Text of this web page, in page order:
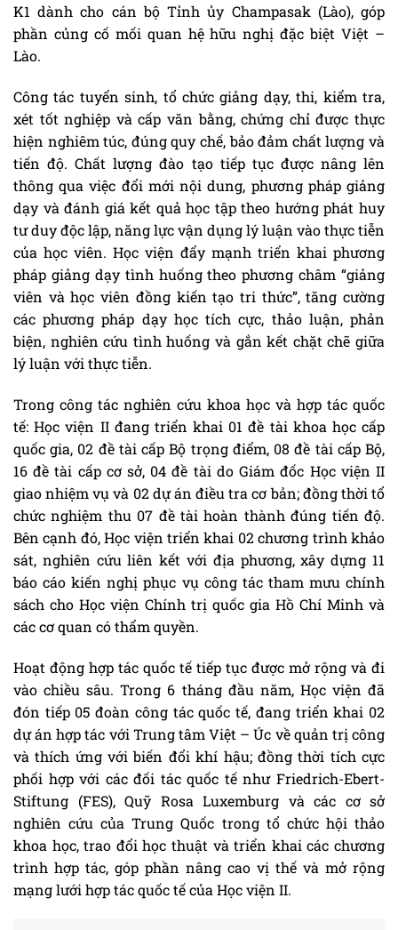
K1 dành cho cán bộ Tỉnh ủy Champasak (Lào), góp
phần củng cố mối quan hệ hữu nghị đặc biệt Việt –
Lào.
Công tác tuyển sinh, tổ chức giảng dạy, thi, kiểm tra,
xét tốt nghiệp và cấp văn bằng, chứng chỉ được thực
hiện nghiêm túc, đúng quy chế, bảo đảm chất lượng và
tiến độ. Chất lượng đào tạo tiếp tục được nâng lên
thông qua việc đổi mới nội dung, phương pháp giảng
dạy và đánh giá kết quả học tập theo hướng phát huy
tư duy độc lập, năng lực vận dụng lý luận vào thực tiễn
của học viên. Học viện đẩy mạnh triển khai phương
pháp giảng dạy tình huống theo phương châm “giảng
viên và học viên đồng kiến tạo tri thức”, tăng cường
các phương pháp dạy học tích cực, thảo luận, phản
biện, nghiên cứu tình huống và gắn kết chặt chẽ giữa
lý luận với thực tiễn.
Trong công tác nghiên cứu khoa học và hợp tác quốc
tế: Học viện II đang triển khai 01 đề tài khoa học cấp
quốc gia, 02 đề tài cấp Bộ trọng điểm, 08 đề tài cấp Bộ,
16 đề tài cấp cơ sở, 04 đề tài do Giám đốc Học viện II
giao nhiệm vụ và 02 dự án điều tra cơ bản; đồng thời tổ
chức nghiệm thu 07 đề tài hoàn thành đúng tiến độ.
Bên cạnh đó, Học viện triển khai 02 chương trình khảo
sát, nghiên cứu liên kết với địa phương, xây dựng 11
báo cáo kiến nghị phục vụ công tác tham mưu chính
sách cho Học viện Chính trị quốc gia Hồ Chí Minh và
các cơ quan có thẩm quyền.
Hoạt động hợp tác quốc tế tiếp tục được mở rộng và đi
vào chiều sâu. Trong 6 tháng đầu năm, Học viện đã
đón tiếp 05 đoàn công tác quốc tế, đang triển khai 02
dự án hợp tác với Trung tâm Việt – Úc về quản trị công
và thích ứng với biến đổi khí hậu; đồng thời tích cực
phối hợp với các đối tác quốc tế như Friedrich-Ebert-
Stiftung (FES), Quỹ Rosa Luxemburg và các cơ sở
nghiên cứu của Trung Quốc trong tổ chức hội thảo
khoa học, trao đổi học thuật và triển khai các chương
trình hợp tác, góp phần nâng cao vị thế và mở rộng
mạng lưới hợp tác quốc tế của Học viện II.